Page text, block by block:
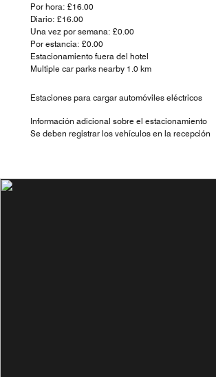
Por hora: £16.00
Diario: £16.00
Una vez por semana: £0.00
Por estancia: £0.00
Estacionamiento fuera del hotel
Multiple car parks nearby 1.0 km
Estaciones para cargar automóviles eléctricos
Información adicional sobre el estacionamiento
Se deben registrar los vehículos en la recepción